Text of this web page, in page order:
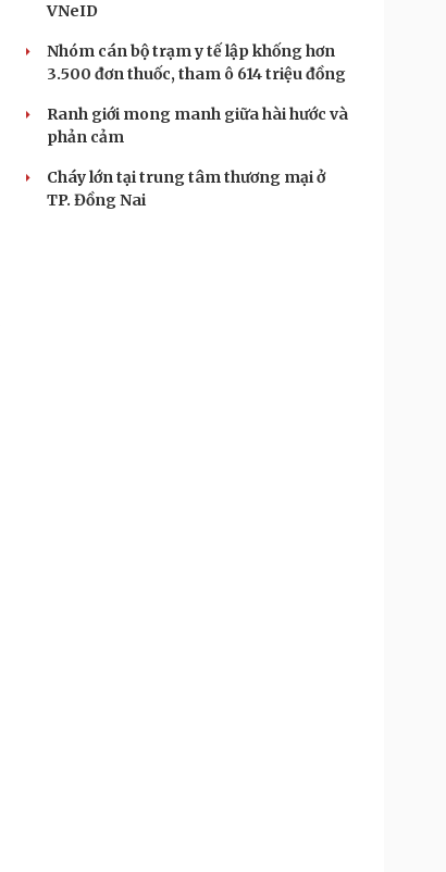
VNeID
Nhóm cán bộ trạm y tế lập khống hơn
3.500 đơn thuốc, tham ô 614 triệu đồng
Ranh giới mong manh giữa hài hước và
phản cảm
Cháy lớn tại trung tâm thương mại ở
TP. Đồng Nai